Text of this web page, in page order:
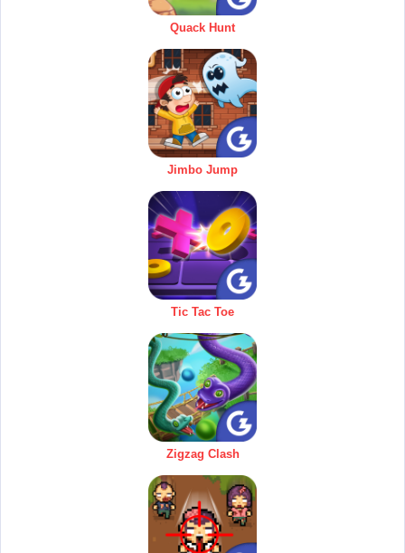
Quack Hunt
Jimbo Jump
Tic Tac Toe
Zigzag Clash